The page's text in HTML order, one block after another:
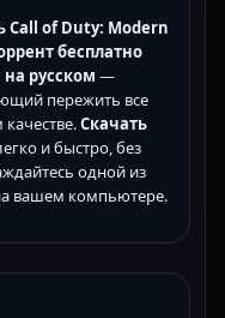
Call of Duty: Modern
бесплатно
русском —
пережить все
Скачать
и быстро, без
одной из
вашем компьютере.